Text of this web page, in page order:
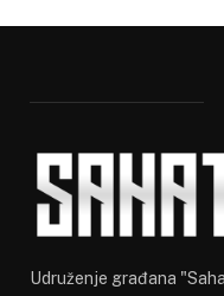
Udruženje građana